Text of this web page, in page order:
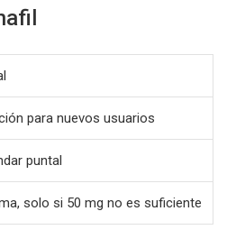
para nuevos usuarios
puntal
solo si 50 mg no es suficiente